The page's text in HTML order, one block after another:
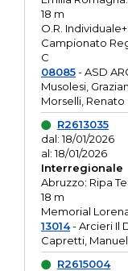
18 m
O.R.
Campionato
C
08085- ASD
Musolesi,
Morselli, Renato
R2613035
dal: 18/01/2026
al: 18/01/2026
Interregionale
Abruzzo: Ripa
18 m
Memorial
13014- Arcieri Il
Capretti,
R2615004